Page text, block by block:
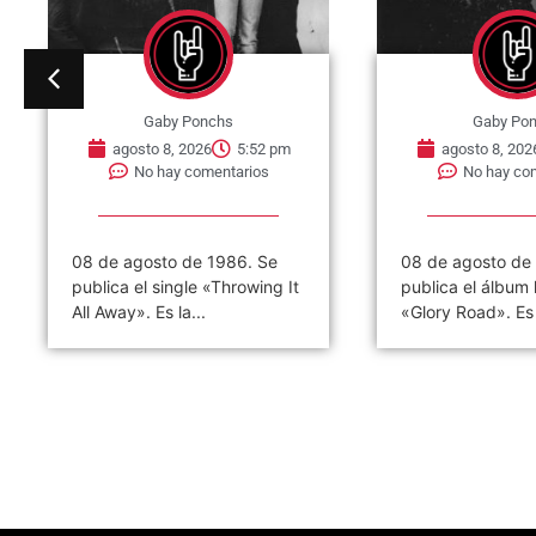
Gaby Ponchs
agosto 8, 2026
5:52 pm
No hay comentarios
08 de agosto de 1986. Se
publica el single «Throwing It
All Away». Es la...
Gaby
agosto 8,
No hay
08 de agosto de
publica el álbum
«Glory Road».